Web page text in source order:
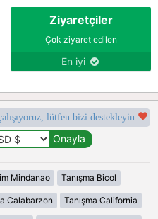
Ziyaretçiler
Çok ziyaret edilen
En iyi
lütfen bizi destekleyin
Mindanao Tanışma Bicol
Calabarzon Tanışma California